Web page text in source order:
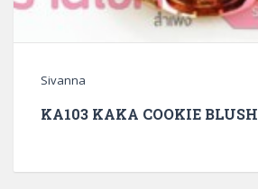
Sivanna
KA103 KAKA COOKIE BLUSH